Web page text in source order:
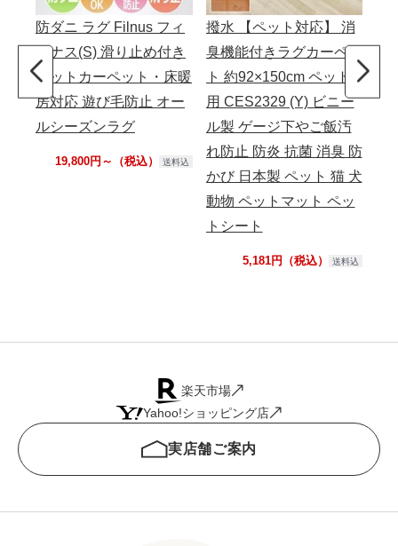
防ダニ ラグ Filnus フィ
ルナス(S) 滑り止め付き
ホットカーペット・床暖
房対応 遊び毛防止 オー
ルシーズンラグ
19,800円～（税込） 送料込
撥水 【ペット対応】 消
臭機能付きラグカーペッ
ト 約92×150cm ペット
用 CES2329 (Y) ビニー
ル製 ゲージ下やご飯汚
れ防止 防炎 抗菌 消臭 防
かび 日本製 ペット 猫 犬
動物 ペットマット ペッ
トシート
5,181円（税込） 送料込
楽天市場
Yahoo!ショッピング店
実店舗ご案内